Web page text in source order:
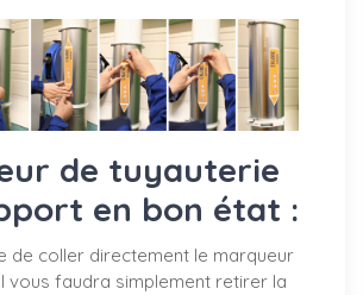
de tuyauterie
en bon état :
de coller directement le marqueur
vous faudra simplement retirer la